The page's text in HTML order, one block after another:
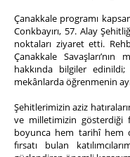
Çanakkale programı
Conkbayırı, 57. Alay
noktaları ziyaret etti.
Çanakkale
hakkında bilgiler edinildi;
mekânlarda öğrenmenin
Şehitlerimizin aziz
ve milletimizin gösterdiği
boyunca hem tarihî hem
fırsatı bulan